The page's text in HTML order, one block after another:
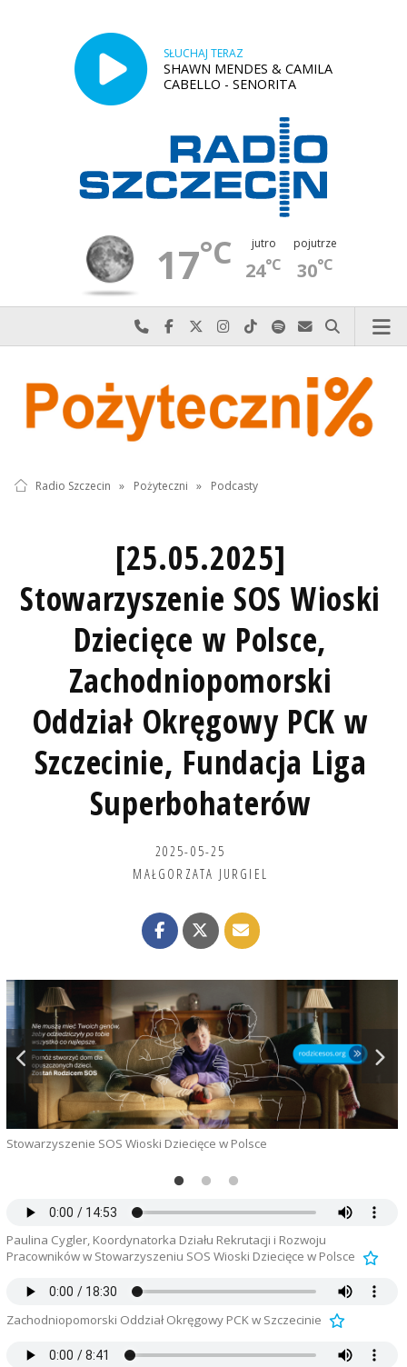
SŁUCHAJ TERAZ
SHAWN MENDES & CAMILA
CABELLO - SENORITA
17°C jutro
24°C
pojutrze
30°C
Najlepiej po prostu do nas zadzwoń
Odwiedź nas na Facebook-u
Odwiedź nas na X
Odwiedź nas na Instagram-ie
Odwiedź nas na TikTok-u
Szukaj nas na Spotify
Wyślij do nas
Szukaj
Radio Szczecin » Pożyteczni » Podcasty
[25.05.2025]
Stowarzyszenie SOS Wioski
Dziecięce w Polsce,
Zachodniopomorski
Oddział Okręgowy PCK w
Szczecinie, Fundacja Liga
Superbohaterów
2025-05-25
MAŁGORZATA JURGIEL
Stowarzyszenie SOS Wioski Dziecięce w Polsce
Paulina Cygler, Koordynatorka Działu Rekrutacji i Rozwoju
Pracowników w Stowarzyszeniu SOS Wioski Dziecięce w Polsce
Zachodniopomorski Oddział Okręgowy PCK w Szczecinie